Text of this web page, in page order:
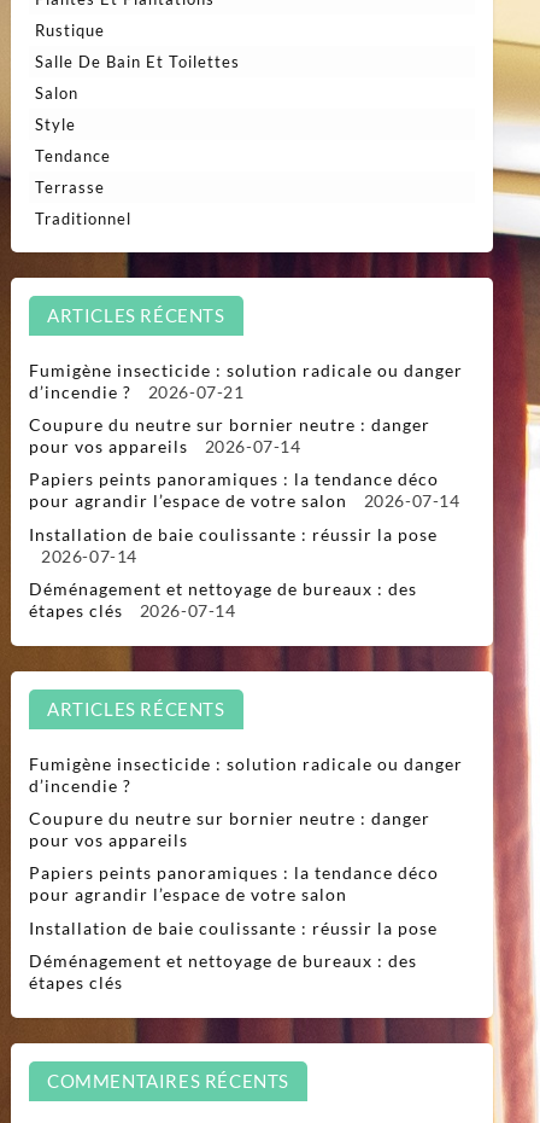
Rustique
Salle De Bain Et Toilettes
Salon
Style
Tendance
Terrasse
Traditionnel
ARTICLES RÉCENTS
Fumigène insecticide : solution radicale ou danger
d’incendie ?
2026-07-21
Coupure du neutre sur bornier neutre : danger
pour vos appareils
2026-07-14
Papiers peints panoramiques : la tendance déco
pour agrandir l’espace de votre salon
2026-07-14
Installation de baie coulissante : réussir la pose
2026-07-14
Déménagement et nettoyage de bureaux : des
étapes clés
2026-07-14
ARTICLES RÉCENTS
Fumigène insecticide : solution radicale ou danger
d’incendie ?
Coupure du neutre sur bornier neutre : danger
pour vos appareils
Papiers peints panoramiques : la tendance déco
pour agrandir l’espace de votre salon
Installation de baie coulissante : réussir la pose
Déménagement et nettoyage de bureaux : des
étapes clés
COMMENTAIRES RÉCENTS